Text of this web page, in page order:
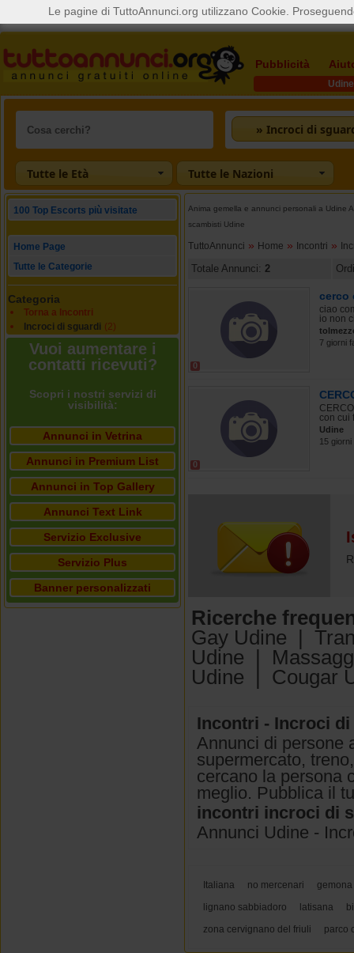
Pubblicità
Udine
» Incroci di
Tutte le Età Tutte le Nazioni
100 Top Escorts più visitate
Home Page
Tutte le Categorie
Categoria
Torna a Incontri
Incroci di sguardi (2)
Vuoi aumentare i
contatti ricevuti?
Scopri i nostri servizi di
visibilità:
Annunci in Vetrina
Annunci in Premium List
Annunci in Top Gallery
Annunci Text Link
Servizio Exclusive
Servizio Plus
Banner personalizzati
Anima gemella e annunci personali a Udine
scambisti Udine
TuttoAnnunci » Home » Incontri »
Totale Annunci: 2
0
cerco
ciao
io non
7 giorni
0
con cui
Udine
15
Ricerche
Gay Udine
Udine
Udine
Cougar
Incontri - Incroci
Annunci di persone
supermercato,
cercano la persona
meglio. Pubblica il
incontri incroci di
Annunci Udine -
Italiana no mercenari
gemona
lignano sabbiadoro
latisana
zona cervignano del friuli
parco
Le pagine di TuttoAnnunci.org utilizzano Cookie.